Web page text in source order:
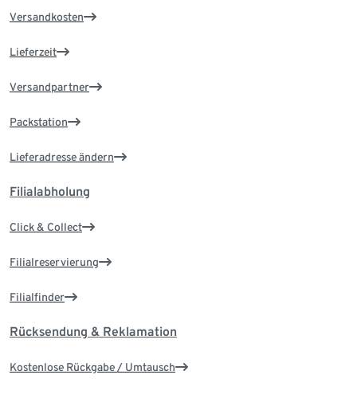
Versandkosten
Lieferzeit
Versandpartner
Packstation
Lieferadresse ändern
Filialabholung
Click & Collect
Filialreservierung
Filialfinder
Rücksendung & Reklamation
Kostenlose Rückgabe / Umtausch